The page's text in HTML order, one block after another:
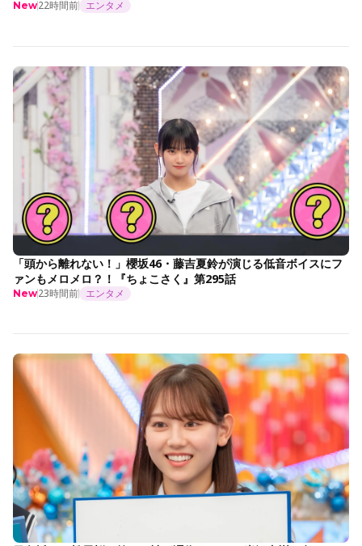
New22時間前 エンタメ
「頭から離れない！」櫻坂46・藤吉夏鈴が演じる低音ボイスにフ
ァンもメロメロ？！『ちょこさく』第295話
New23時間前 エンタメ